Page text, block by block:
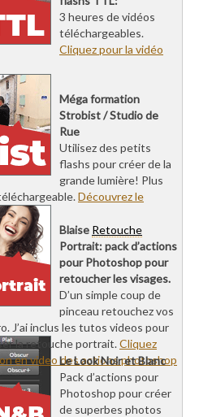
3 heures de vidéos
téléchargeables.
Cliquez pour la vidéo
Méga formation
Strobist / Studio de
Rue
Utilisez des petits
flashs pour créer de la
grande lumière! Plus
Découvrez le
Blaise Retouche
Portrait: pack d’actions
pour Photoshop pour
retoucher les visages.
D’un simple coup de
pinceau retouchez vos
J’ai inclus les tutos videos pour
la retouche portrait.Cliquez
en video des actions photoshop
Le Look Noir et Blanc
Pack d’actions pour
Photoshop pour créer
de superbes photos